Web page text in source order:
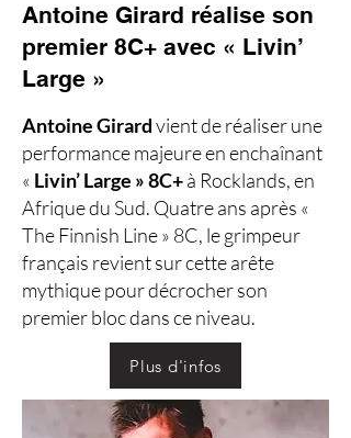
Antoine Girard réalise son
premier 8C+ avec « Livin’
Large »
Antoine Girardvient de réaliser une
performance majeure en enchaînant
« Livin’ Large » 8C+à Rocklands, en
Afrique du Sud. Quatre ans après «
The Finnish Line » 8C, le grimpeur
français revient sur cette arête
mythique pour décrocher son
premier bloc dans ce niveau.
Plus d'infos